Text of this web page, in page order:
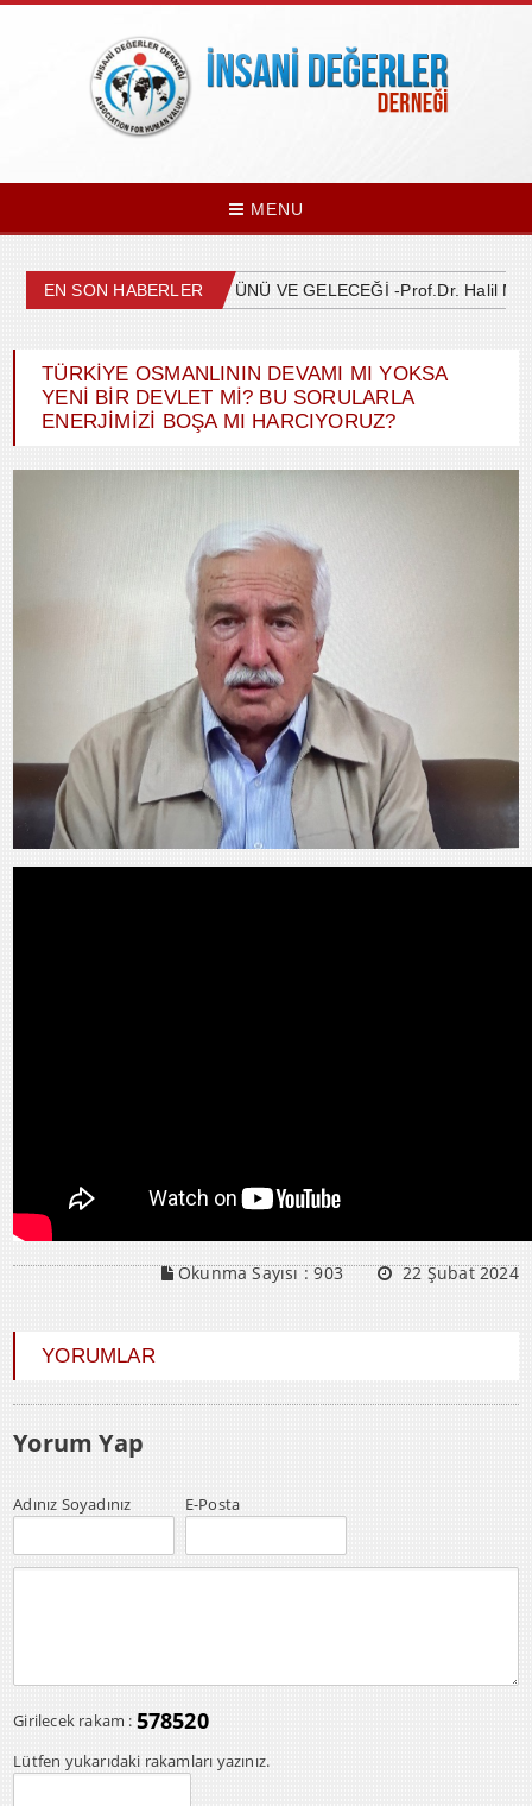
MENU
EN SON HABERLER
YAPAY ZEKANIN BUGÜNÜ VE GELECEĞİ -Prof.Dr. Halil
TÜRKİYE OSMANLININ DEVAMI MI YOKSA
YENİ BİR DEVLET Mİ? BU SORULARLA
ENERJIMIZI BOŞA MI HARCIYORUZ?
Okunma Sayısı :903 22 Şubat 2024
YORUMLAR
Yorum Yap
Adınız Soyadınız E-Posta
Girilecek rakam : 578520
Lütfen yukarıdaki rakamları yazınız.